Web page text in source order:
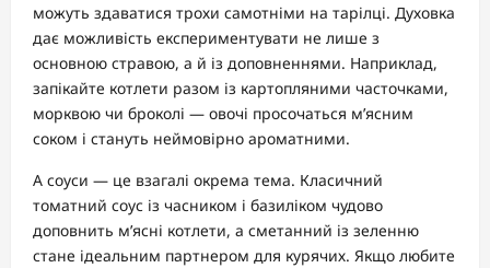
можуть здаватися трохи самотніми на тарілці. Духовка
дає можливість експериментувати не лише з
основною стравою, а й із доповненнями. Наприклад,
запікайте котлети разом із картопляними часточками,
морквою чи броколі — овочі просочаться м’ясним
соком і стануть неймовірно ароматними.
А соуси — це взагалі окрема тема. Класичний
томатний соус із часником і базиліком чудово
доповнить м’ясні котлети, а сметанний із зеленню
стане ідеальним партнером для курячих. Якщо любите